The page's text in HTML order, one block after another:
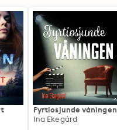
Fyrtiosjunde våningen
Ina Ekegård